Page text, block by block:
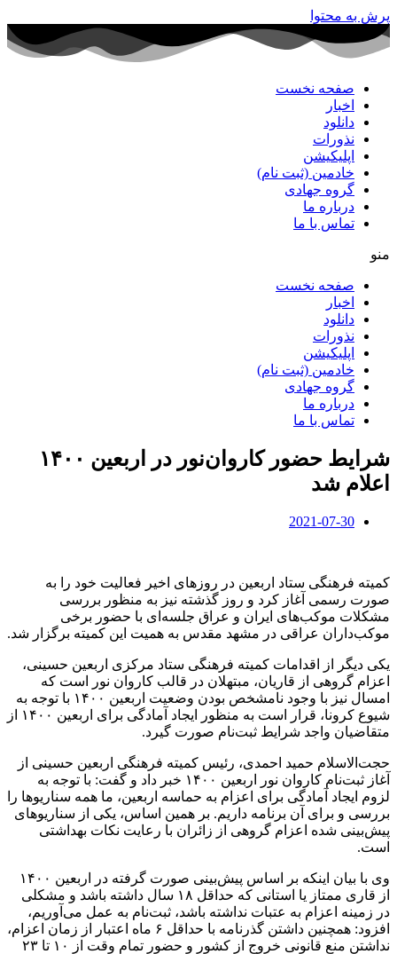
پرش به محتوا
صفحه نخست
اخبار
دانلود
نذورات
اپلیکیشن
خادمین (ثبت نام)
گروه جهادی
درباره ما
تماس با ما
منو
صفحه نخست
اخبار
دانلود
نذورات
اپلیکیشن
خادمین (ثبت نام)
گروه جهادی
درباره ما
تماس با ما
شرایط حضور کاروان‌نور در اربعین ۱۴۰۰
اعلام شد
2021-07-30
کمیته فرهنگی ستاد اربعین در روزهای اخیر فعالیت خود را به
صورت رسمی آغاز کرد و روز گذشته نیز به منظور بررسی
مشکلات موکب‌های ایران و عراق جلسه‌ای با حضور برخی
موکب‌داران عراقی در مشهد مقدس به همیت این کمیته برگزار شد.
یکی دیگر از اقدامات کمیته فرهنگی ستاد مرکزی اربعین حسینی،
اعزام گروهی از قاریان، مبتهلان در قالب کاروان نور است که
امسال نیز با وجود نامشخص بودن وضعیت اربعین ۱۴۰۰ با توجه به
شیوع کرونا، قرار است به منظور ایجاد آمادگی برای اربعین ۱۴۰۰ از
متقاضیان واجد شرایط ثبت‌نام صورت گیرد.
حجت‌الاسلام حمید احمدی، رئیس کمیته فرهنگی اربعین حسینی از
آغاز ثبت‌نام کاروان نور اربعین ۱۴۰۰ خبر داد و گفت: با توجه به
لزوم ایجاد آمادگی برای اعزام به حماسه اربعین، ما همه سناریوها را
بررسی و برای آن برنامه داریم. بر همین اساس، یکی از سناریوهای
پیش‌بینی شده اعزام گروهی از زائران با رعایت نکات بهداشتی
است.
وی با بیان اینکه بر اساس پیش‌بینی صورت گرفته در اربعین ۱۴۰۰
از قاری ممتاز یا استانی که حداقل ۱۸ سال داشته باشد و مشکلی
در زمینه اعزام به عتبات نداشته باشد، ثبت‌نام به عمل می‌آوریم،
افزود: همچنین داشتن گذرنامه با حداقل ۶ ماه اعتبار از زمان اعزام،
نداشتن منع قانونی خروج از کشور و حضور تمام وقت از ۱۰ تا ۲۳